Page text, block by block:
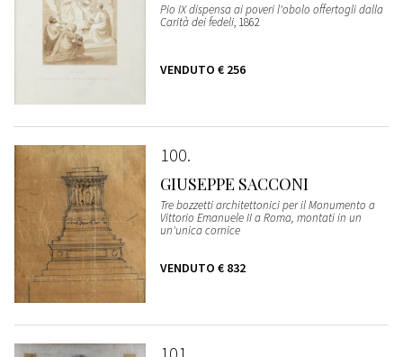
Pio IX dispensa ai poveri l'obolo offertogli dalla
Carità dei fedeli, 1862
VENDUTO € 256
100
GIUSEPPE SACCONI
Tre bozzetti architettonici per il Monumento a
Vittorio Emanuele II a Roma, montati in un
un'unica cornice
VENDUTO € 832